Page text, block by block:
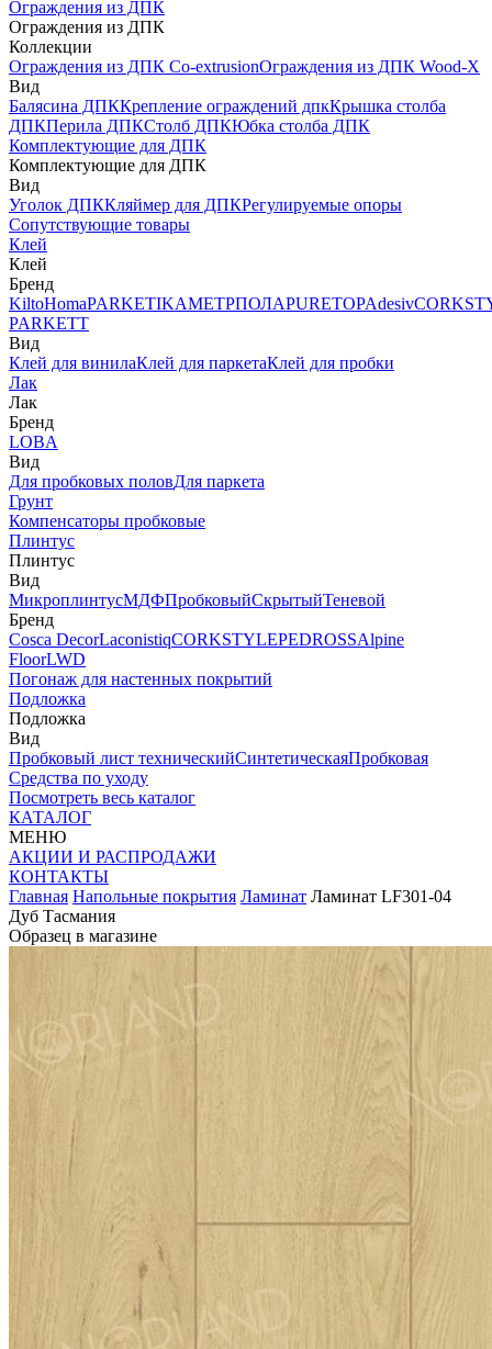
Ограждения из ДПК
Ограждения из ДПК
Коллекции
Ограждения из ДПК Co-extrusionОграждения из ДПК Wood-X
Вид
Балясина ДПККрепление ограждений дпкКрышка столба
ДПКПерила ДПКСтолб ДПКЮбка столба ДПК
Комплектующие для ДПК
Комплектующие для ДПК
Вид
Уголок ДПККляймер для ДПКРегулируемые опоры
Сопутствующие товары
Клей
Клей
Бренд
KiltoHomaPARKETIKAМЕТРПОЛАPURETOPAdesiv
PARKETT
Вид
Клей для винилаКлей для паркетаКлей для пробки
Лак
Лак
Бренд
LOBA
Вид
Для пробковых половДля паркета
Грунт
Компенсаторы пробковые
Плинтус
Плинтус
Вид
МикроплинтусМДФПробковыйСкрытыйТеневой
Бренд
Cosca DecorLaconistiqCORKSTYLEPEDROSSAlpine
FloorLWD
Погонаж для настенных покрытий
Подложка
Подложка
Вид
Пробковый лист техническийСинтетическаяПробковая
Средства по уходу
Посмотреть весь каталог
КАТАЛОГ
МЕНЮ
АКЦИИ И РАСПРОДАЖИ
КОНТАКТЫ
Главная Напольные покрытия Ламинат Ламинат LF301-04
Дуб Тасмания
Образец в магазине